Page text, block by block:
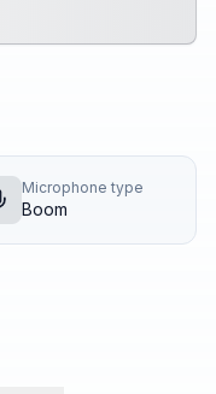
Microphone type
Boom